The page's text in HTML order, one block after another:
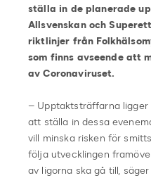
ställa in de planerade
Allsvenskan och
riktlinjer från
som finns avseende att
av Coronaviruset.
– Upptaktsträffarna
att ställa in dessa
vill minska risken för
följa utvecklingen
av ligorna ska gå till,